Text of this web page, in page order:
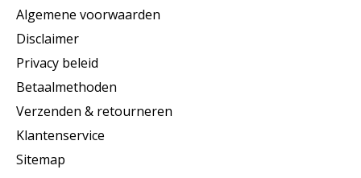
Algemene voorwaarden
Disclaimer
Privacy beleid
Betaalmethoden
Verzenden & retourneren
Klantenservice
Sitemap